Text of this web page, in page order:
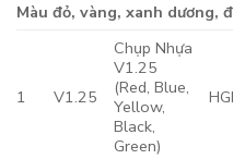
Màu đỏ, vàng, xanh dương,
1 V1.25
Chụp Nhựa
V1.25
(Red, Blue,
Yellow,
Black,
Green)